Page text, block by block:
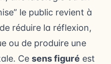
le public revient à
réduire la réflexion,
ou de produire une
Ce sens figuré est